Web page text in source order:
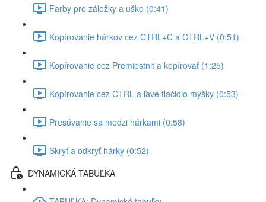
Farby pre záložky a uško (0:41)
Kopírovanie hárkov cez CTRL+C a CTRL+V (0:51)
Kopírovanie cez Premiestniť a kopírovať (1:25)
Kopírovanie cez CTRL a ľavé tlačidlo myšky (0:53)
Presúvanie sa medzi hárkami (0:58)
Skryť a odkryť hárky (0:52)
DYNAMICKÁ TABUĽKA